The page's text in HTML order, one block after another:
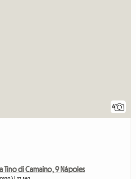
6
Tino di Camaino, 9 Nápoles